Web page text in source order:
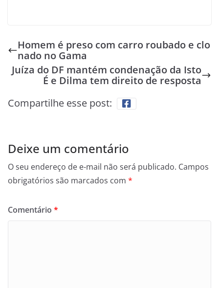
Homem é preso com carro roubado e clo
nado no Gama
Juíza do DF mantém condenação da Isto
É e Dilma tem direito de resposta
Compartilhe esse post:
Deixe um comentário
O seu endereço de e-mail não será publicado. Campos
obrigatórios são marcados com *
Comentário *